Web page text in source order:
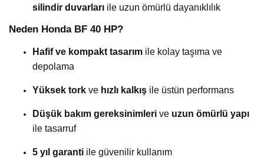
silindir duvarları ile uzun ömürlü dayanıklılık
Neden Honda BF 40 HP?
Hafif ve kompakt tasarım ile kolay taşıma ve
depolama
Yüksek tork ve hızlı kalkış ile üstün performans
Düşük bakım gereksinimleri ve uzun ömürlü yapı
ile tasarruf
5 yıl garanti ile güvenilir kullanım